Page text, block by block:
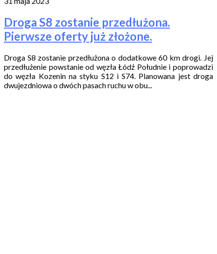
Droga S8 zostanie przedłużona.
Pierwsze oferty już złożone.
Droga S8 zostanie przedłużona o dodatkowe 60 km drogi. Jej
przedłużenie powstanie od węzła Łódź Południe i poprowadzi
do węzła Kozenin na styku S12 i S74. Planowana jest droga
dwujezdniowa o dwóch pasach ruchu w obu...